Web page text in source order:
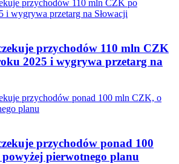
przychodów 110 mln CZK
2025 i wygrywa przetarg na
przychodów ponad 100
pierwotnego planu